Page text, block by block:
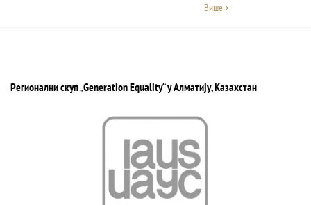
Више >
Регионални скуп „Generation Equality“ у Алматију, Казахстан